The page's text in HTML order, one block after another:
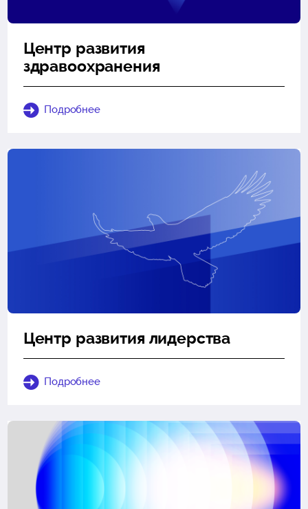
Центр развития
здравоохранения
Подробнее
Центр развития лидерства
Подробнее